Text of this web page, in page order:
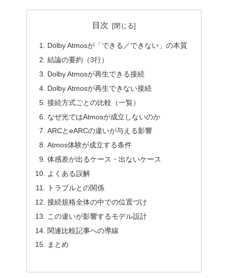
目次
Dolby Atmosが「できる／できない」の本質
結論の要約（3行）
Dolby Atmosが再生できる接続
Dolby Atmosが再生できない接続
接続方式ごとの比較（一覧）
なぜ光ではAtmosが成立しないのか
ARCとeARCの違いが与える影響
Atmos体験が成立する条件
体感差が出るケース・出ないケース
よくある誤解
トラブルとの関係
接続規格全体の中での位置づけ
この違いが影響するモデル設計
関連比較記事への導線
まとめ